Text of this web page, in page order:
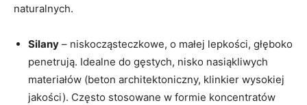
naturalnych.
Silany – niskocząsteczkowe, o małej lepkości, głęboko
penetrują. Idealne do gęstych, nisko nasiąkliwych
materiałów (beton architektoniczny, klinkier wysokiej
jakości). Często stosowane w formie koncentratów